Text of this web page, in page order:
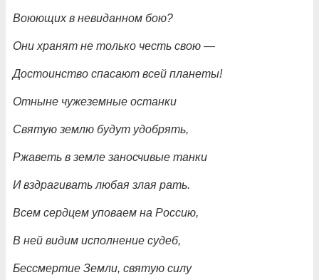
Воюющих в невиданном бою?
Они хранят не только честь свою —
Достоинство спасают всей планеты!
Отныне чужеземные останки
Святую землю будут удобрять,
Ржаветь в земле заносчивые танки
И вздрагивать любая злая рать.
Всем сердцем уповаем на Россию,
В ней видим исполнение судеб,
Бессмертие Земли, святую силу